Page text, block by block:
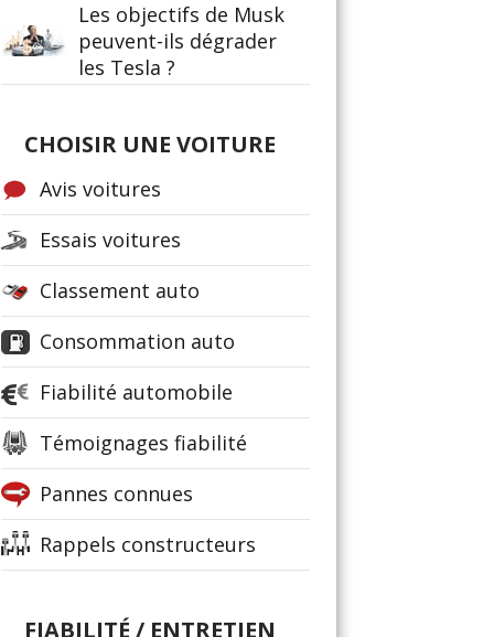
Les objectifs de Musk
peuvent-ils dégrader
les Tesla ?
CHOISIR UNE VOITURE
Avis voitures
Essais voitures
Classement auto
Consommation auto
Fiabilité automobile
Témoignages fiabilité
Pannes connues
Rappels constructeurs
FIABILITÉ / ENTRETIEN